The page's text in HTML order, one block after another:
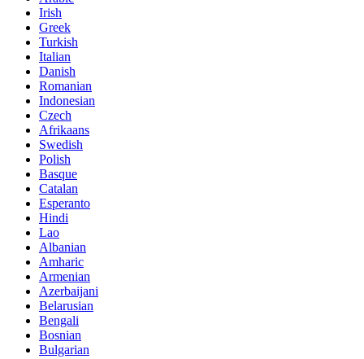
Irish
Greek
Turkish
Italian
Danish
Romanian
Indonesian
Czech
Afrikaans
Swedish
Polish
Basque
Catalan
Esperanto
Hindi
Lao
Albanian
Amharic
Armenian
Azerbaijani
Belarusian
Bengali
Bosnian
Bulgarian